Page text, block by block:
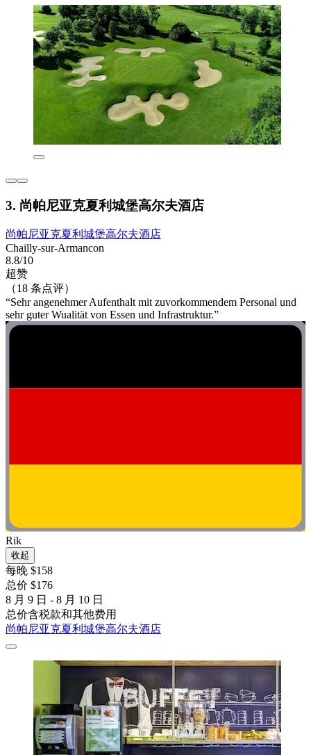
3. 尚帕尼亚克夏利城堡高尔夫酒店
尚帕尼亚克夏利城堡高尔夫酒店
Chailly-sur-Armancon
8.8/10
超赞
（18 条点评）
“Sehr angenehmer Aufenthalt mit zuvorkommendem Personal und
sehr guter Wualität von Essen und Infrastruktur.”
Rik
收起
每晚 $158
总价 $176
8 月 9 日 - 8 月 10 日
总价含税款和其他费用
尚帕尼亚克夏利城堡高尔夫酒店